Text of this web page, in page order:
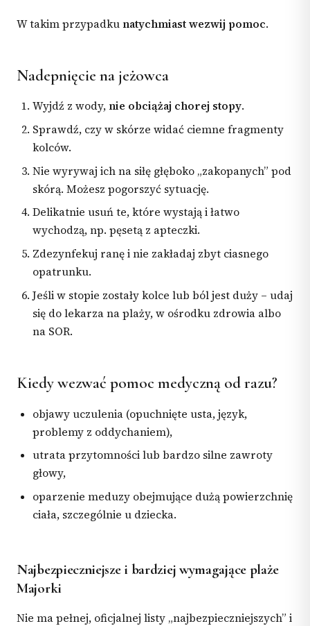
W takim przypadku natychmiast wezwij pomoc.
Nadepnięcie na jeżowca
Wyjdź z wody, nie obciążaj chorej stopy.
Sprawdź, czy w skórze widać ciemne fragmenty
kolców.
Nie wyrywaj ich na siłę głęboko „zakopanych” pod
skórą. Możesz pogorszyć sytuację.
Delikatnie usuń te, które wystają i łatwo
wychodzą, np. pęsetą z apteczki.
Zdezynfekuj ranę i nie zakładaj zbyt ciasnego
opatrunku.
Jeśli w stopie zostały kolce lub ból jest duży – udaj
się do lekarza na plaży, w ośrodku zdrowia albo
na SOR.
Kiedy wezwać pomoc medyczną od razu?
objawy uczulenia (opuchnięte usta, język,
problemy z oddychaniem),
utrata przytomności lub bardzo silne zawroty
głowy,
oparzenie meduzy obejmujące dużą powierzchnię
ciała, szczególnie u dziecka.
Najbezpieczniejsze i bardziej wymagające plaże
Majorki
Nie ma pełnej, oficjalnej listy „najbezpieczniejszych” i